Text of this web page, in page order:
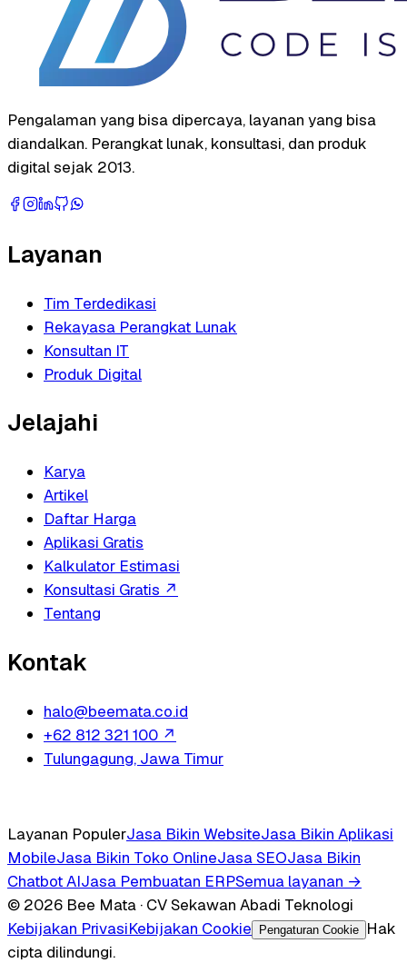
Pengalaman yang bisa dipercaya, layanan yang bisa
diandalkan. Perangkat lunak, konsultasi, dan produk
digital sejak 2013.
Layanan
Tim Terdedikasi
Rekayasa Perangkat Lunak
Konsultan IT
Produk Digital
Jelajahi
Karya
Artikel
Daftar Harga
Aplikasi Gratis
Kalkulator Estimasi
Konsultasi Gratis ↗
Tentang
Kontak
halo@beemata.co.id
+62 812 321 100 ↗
Tulungagung, Jawa Timur
Layanan PopulerJasa Bikin WebsiteJasa Bikin Aplikasi
MobileJasa Bikin Toko OnlineJasa SEOJasa Bikin
Chatbot AIJasa Pembuatan ERPSemua layanan →
© 2026 Bee Mata · CV Sekawan Abadi Teknologi
Kebijakan PrivasiKebijakan Cookie Pengaturan Cookie
Hak
cipta dilindungi.